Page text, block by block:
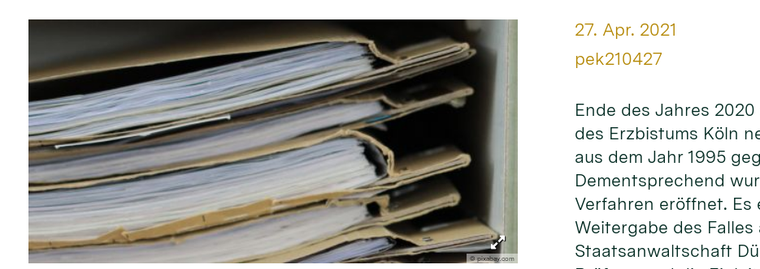
© pixabay.com
Datum:
27. Apr. 2021
Von:
pek210427
Ende des Jahres
des Erzbistums Köln
aus dem Jahr 1995
Dementsprechend
Verfahren eröffnet. Es
Weitergabe des
Staatsanwaltschaft